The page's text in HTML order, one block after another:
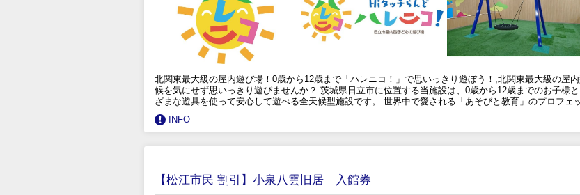
北関東最大級の屋内遊び場！0歳から12歳まで「ハレニコ！」で思いっきり遊ぼう！,北関東最大級の屋
候を気にせず思いっきり遊びませんか？ 茨城県日立市に位置する当施設は、0歳から12歳までのお子様
ざまな遊具を使って安心して遊べる全天候型施設です。 世界中で愛される「あそびと教育」のプロフェ
INFO
【松江市民 割引】小泉八雲旧居 入館券